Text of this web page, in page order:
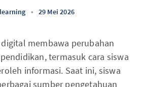
• 29 Mei 2026
membawa perubahan
termasuk cara siswa
informasi. Saat ini, siswa
sumber pengetahuan